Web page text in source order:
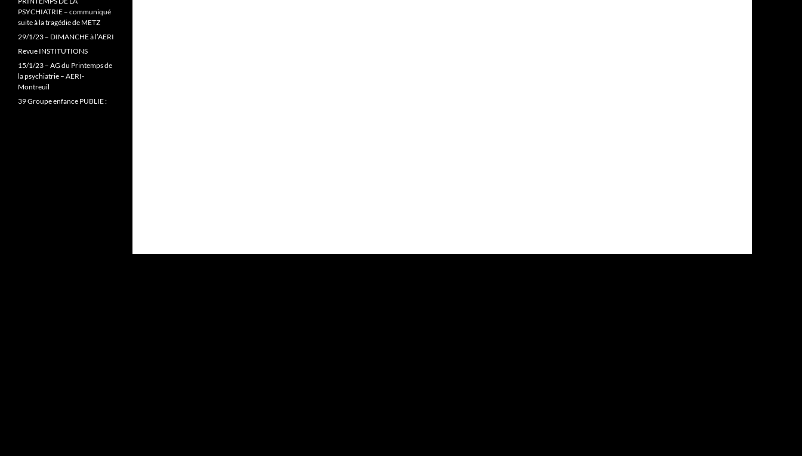
PSYCHIATRIE – communiqué
suite à la tragédie de METZ
29/1/23 – DIMANCHE à l’AERI
Revue INSTITUTIONS
15/1/23 – AG du Printemps de
la psychiatrie – AERI-
Montreuil
39 Groupe enfance PUBLIE :